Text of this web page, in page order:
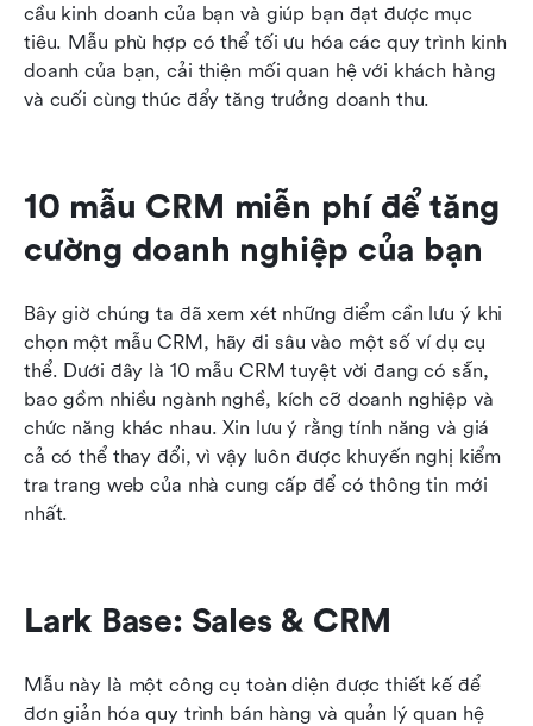
cầu kinh doanh của bạn và giúp bạn đạt được mục
tiêu. Mẫu phù hợp có thể tối ưu hóa các quy trình kinh
doanh của bạn, cải thiện mối quan hệ với khách hàng
và cuối cùng thúc đẩy tăng trưởng doanh thu.
10 mẫu CRM miễn phí để tăng
cường doanh nghiệp của bạn
Bây giờ chúng ta đã xem xét những điểm cần lưu ý khi
chọn một mẫu CRM, hãy đi sâu vào một số ví dụ cụ
thể. Dưới đây là 10 mẫu CRM tuyệt vời đang có sẵn,
bao gồm nhiều ngành nghề, kích cỡ doanh nghiệp và
chức năng khác nhau. Xin lưu ý rằng tính năng và giá
cả có thể thay đổi, vì vậy luôn được khuyến nghị kiểm
tra trang web của nhà cung cấp để có thông tin mới
nhất.
Lark Base: Sales & CRM
Mẫu này là một công cụ toàn diện được thiết kế để
đơn giản hóa quy trình bán hàng và quản lý quan hệ